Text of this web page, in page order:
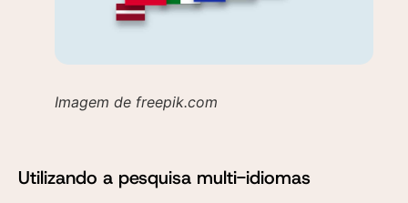
Imagem de freepik.com
Utilizando a pesquisa multi-idiomas